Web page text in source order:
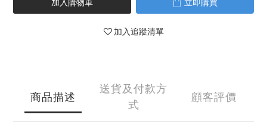
加入購物車 立即購買
加入追蹤清單
商品描述
送貨及付款方
式
顧客評價